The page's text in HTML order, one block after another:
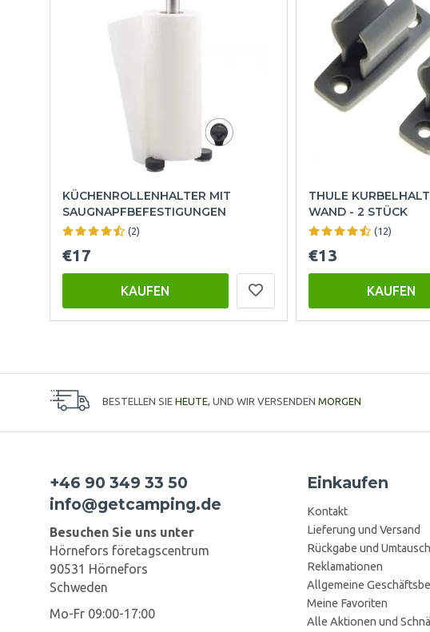
KÜCHENROLLENHALTER MIT
SAUGNAPFBEFESTIGUNGEN
(2)
€17
KAUFEN
THULE
WAND - 2 STÜCK
(12)
€13
KAUFEN
BESTELLEN SIE HEUTE, UND WIR VERSENDEN MORGEN
+46 90 349 33 50
info@getcamping.de
Besuchen Sie uns unter
Hörnefors företagscentrum
90531 Hörnefors
Schweden
Mo-Fr 09:00-17:00
Einkaufen
Kontakt
Lieferung und Versand
Rückgabe und Umtausch
Reklamationen
Allgemeine
Meine Favoriten
Alle Aktionen und